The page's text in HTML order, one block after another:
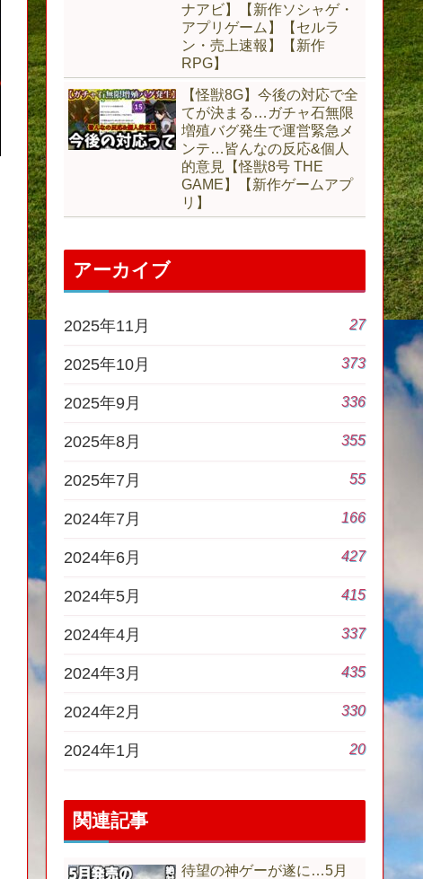
ナアビ】【新作ソシャゲ・
アプリゲーム】【セルラ
ン・売上速報】【新作
RPG】
【怪獣8G】今後の対応で全
てが決まる…ガチャ石無限
増殖バグ発生で運営緊急メ
ンテ…皆んなの反応&個人
的意見【怪獣8号 THE
GAME】【新作ゲームアプ
リ】
アーカイブ
2025年11月 27
2025年10月 373
2025年9月 336
2025年8月 355
2025年7月 55
2024年7月 166
2024年6月 427
2024年5月 415
2024年4月 337
2024年3月 435
2024年2月 330
2024年1月 20
関連記事
待望の神ゲーが遂に…5月